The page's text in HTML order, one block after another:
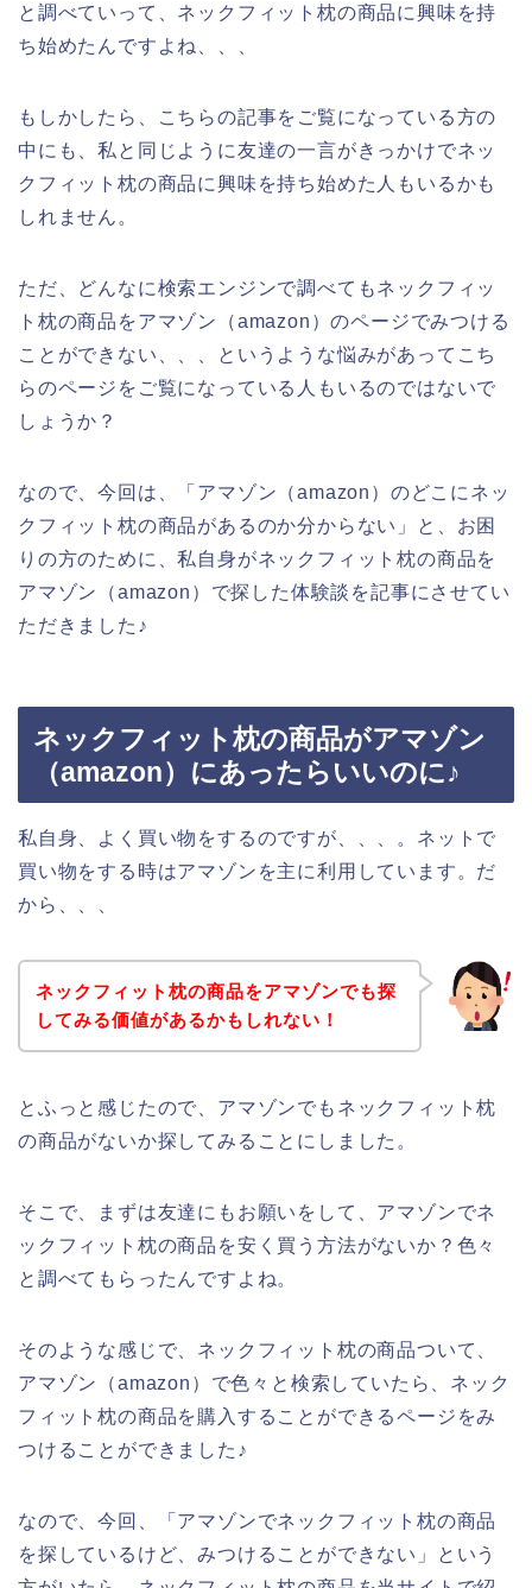
と調べていって、ネックフィット枕の商品に興味を持
ち始めたんですよね、、、
もしかしたら、こちらの記事をご覧になっている方の
中にも、私と同じように友達の一言がきっかけでネッ
クフィット枕の商品に興味を持ち始めた人もいるかも
しれません。
ただ、どんなに検索エンジンで調べてもネックフィッ
ト枕の商品をアマゾン（amazon）のページでみつける
ことができない、、、というような悩みがあってこち
らのページをご覧になっている人もいるのではないで
しょうか？
なので、今回は、「アマゾン（amazon）のどこにネッ
クフィット枕の商品があるのか分からない」と、お困
りの方のために、私自身がネックフィット枕の商品を
アマゾン（amazon）で探した体験談を記事にさせてい
ただきました♪
ネックフィット枕の商品がアマゾン
（amazon）にあったらいいのに♪
私自身、よく買い物をするのですが、、、。ネットで
買い物をする時はアマゾンを主に利用しています。だ
から、、、
ネックフィット枕の商品をアマゾンでも探
してみる価値があるかもしれない！
とふっと感じたので、アマゾンでもネックフィット枕
の商品がないか探してみることにしました。
そこで、まずは友達にもお願いをして、アマゾンでネ
ックフィット枕の商品を安く買う方法がないか？色々
と調べてもらったんですよね。
そのような感じで、ネックフィット枕の商品ついて、
アマゾン（amazon）で色々と検索していたら、ネック
フィット枕の商品を購入することができるページをみ
つけることができました♪
なので、今回、「アマゾンでネックフィット枕の商品
を探しているけど、みつけることができない」という